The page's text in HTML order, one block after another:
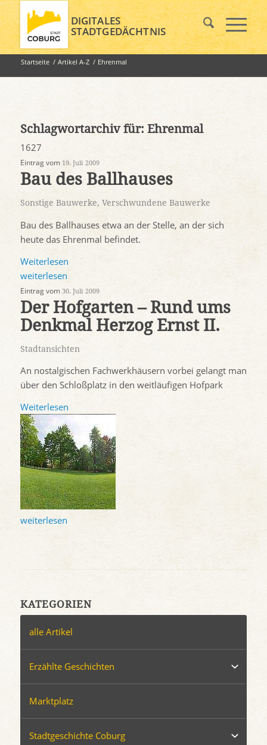
DIGITALES
STADTGEDÄCHTNIS
Startseite / Artikel A-Z / Ehrenmal
Schlagwortarchiv für: Ehrenmal
1627
Eintrag vom 19. Juli 2009
Bau des Ballhauses
Sonstige Bauwerke, Verschwundene Bauwerke
Bau des Ballhauses etwa an der Stelle, an der sich
heute das Ehrenmal befindet.
Weiterlesen
weiterlesen
Eintrag vom 30. Juli 2009
Der Hofgarten – Rund ums
Denkmal Herzog Ernst II.
Stadtansichten
An nostalgischen Fachwerkhäusern vorbei gelangt man
über den Schloßplatz in den weitläufigen Hofpark
Weiterlesen
weiterlesen
KATEGORIEN
alle Artikel
Erzählte Geschichten
Marktplatz
Stadtgeschichte Coburg